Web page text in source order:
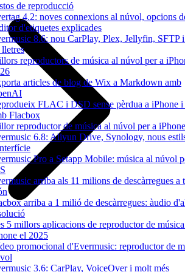
de reproducció
4.2: noves connexions al núvol, opcions
d'etiquetes explicades
8.6: nou CarPlay, Plex, Jellyfin, SFTP
lletres
reproductors de música al núvol per a
articles de blog de Wix a Markdown amb
FLAC i DSD sense pèrdua a iPhone
Flacbox
reproductor de música al núvol per a
6.8: Aliyun Drive, Synology, nous
Pro a Setapp Mobile: música al núvol
arriba als 11 milions de descàrregues a
arriba a 1 milió de descàrregues: àudio
5 millors aplicacions de reproductor de
el 2025
promocional d'Evermusic: reproductor de
3.6: CarPlay, VoiceOver i molt més